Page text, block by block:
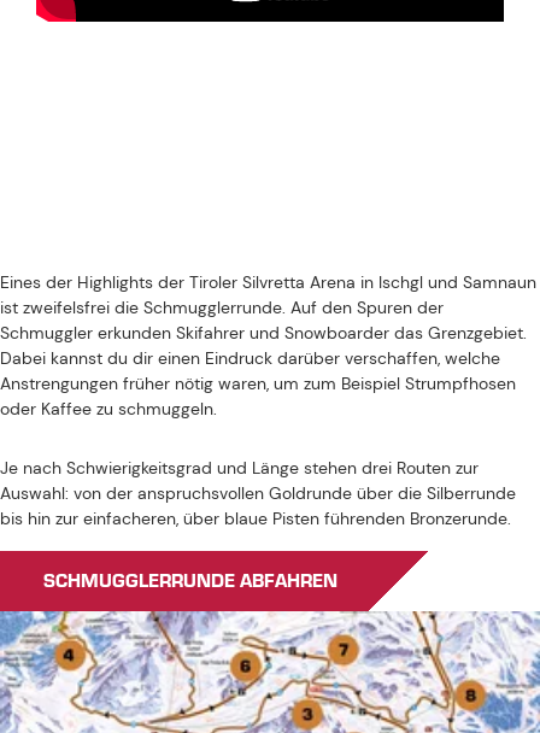
Eines der Highlights der Tiroler Silvretta Arena in Ischgl und Samnaun
ist zweifelsfrei die Schmugglerrunde. Auf den Spuren der
Schmuggler erkunden Skifahrer und Snowboarder das Grenzgebiet.
Dabei kannst du dir einen Eindruck darüber verschaffen, welche
Anstrengungen früher nötig waren, um zum Beispiel Strumpfhosen
oder Kaffee zu schmuggeln.
Je nach Schwierigkeitsgrad und Länge stehen drei Routen zur
Auswahl: von der anspruchsvollen Goldrunde über die Silberrunde
bis hin zur einfacheren, über blaue Pisten führenden Bronzerunde.
SCHMUGGLERRUNDE ABFAHREN